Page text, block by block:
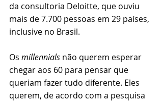
da consultoria Deloitte, que ouviu
mais de 7.700 pessoas em 29 países,
inclusive no Brasil.
Os millennials não querem esperar
chegar aos 60 para pensar que
queriam fazer tudo diferente. Eles
querem, de acordo com a pesquisa